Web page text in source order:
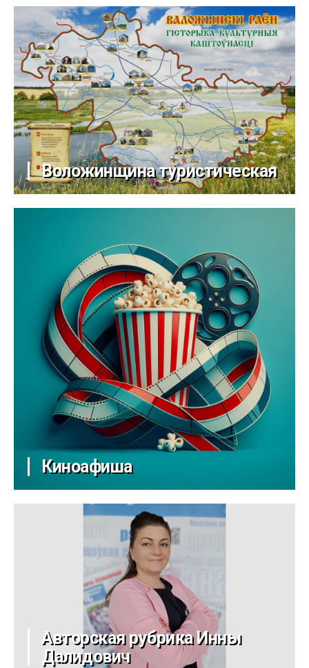
Воложинщина туристическая
Киноафиша
Авторская рубрика Инны
Далидович